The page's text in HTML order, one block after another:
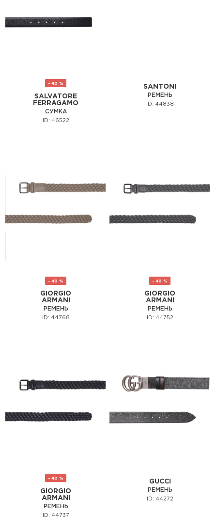
- 40 %
SALVATORE
FERRAGAMO
СУМКА
ID: 46522
SANTONI
РЕМЕНЬ
ID: 44838
- 40 %
GIORGIO
ARMANI
РЕМЕНЬ
ID: 44768
- 40 %
GIORGIO
ARMANI
РЕМЕНЬ
ID: 44752
- 40 %
GIORGIO
ARMANI
РЕМЕНЬ
ID: 44737
GUCCI
РЕМЕНЬ
ID: 44272